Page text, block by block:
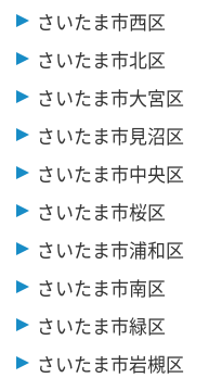
さいたま市西区
さいたま市北区
さいたま市大宮区
さいたま市見沼区
さいたま市中央区
さいたま市桜区
さいたま市浦和区
さいたま市南区
さいたま市緑区
さいたま市岩槻区